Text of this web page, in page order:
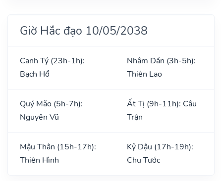
Giờ Hắc đạo 10/05/2038
Canh Tý (23h-1h):
Bạch Hổ
Nhâm Dần (3h-5h):
Thiên Lao
Quý Mão (5h-7h):
Nguyên Vũ
Ất Tị (9h-11h): Câu
Trận
Mậu Thân (15h-17h):
Thiên Hình
Kỷ Dậu (17h-19h):
Chu Tước